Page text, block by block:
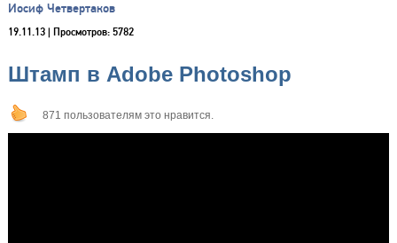
Иосиф Четвертаков
19.11.13 | Просмотров: 5782
Штамп в Adobe Photoshop
871 пользователям это нравится.